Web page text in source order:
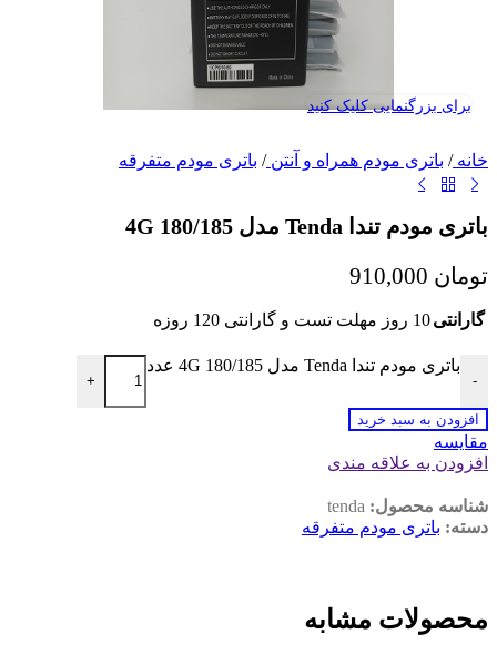
برای بزرگنمایی کلیک کنید
خانه/ باتری مودم همراه و آنتن/ باتری مودم متفرقه
باتری مودم تندا Tenda مدل 4G 180/185
تومان
گارانتی10 روز مهلت تست و گارانتی 120 روزه
-
باتری مودم تندا Tenda مدل 4G 180/185 عدد
+
افزودن به سبد خرید
مقايسه
افزودن به علاقه مندی
شناسه محصول: tenda
دسته: باتری مودم متفرقه
محصولات مشابه